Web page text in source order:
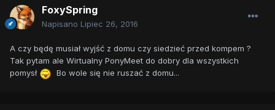
FoxySpring
Napisano Lipiec 26, 2016
A czy będę musiał wyjść z domu czy siedzieć przed kompem ?
Tak pytam ale Wirtualny PonyMeet do dobry dla wszystkich
pomysł
Bo wole się nie ruszać z domu...